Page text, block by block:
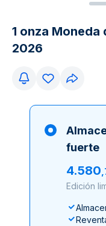
1 onza
2026
fuerte
4.580,
Edición